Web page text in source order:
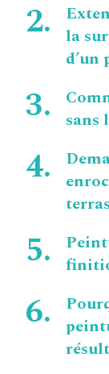
la
d’un
sans